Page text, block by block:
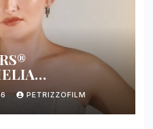
RETURNS
PETRIZZOFILM